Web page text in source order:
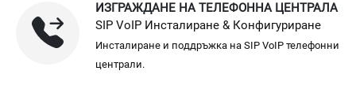
ИЗГРАЖДАНЕ НА ТЕЛЕФОННА ЦЕНТРАЛА
SIP VoIP Инсталиране & Конфигуриране
Инсталиране и поддръжка на SIP VoIP телефонни
централи.